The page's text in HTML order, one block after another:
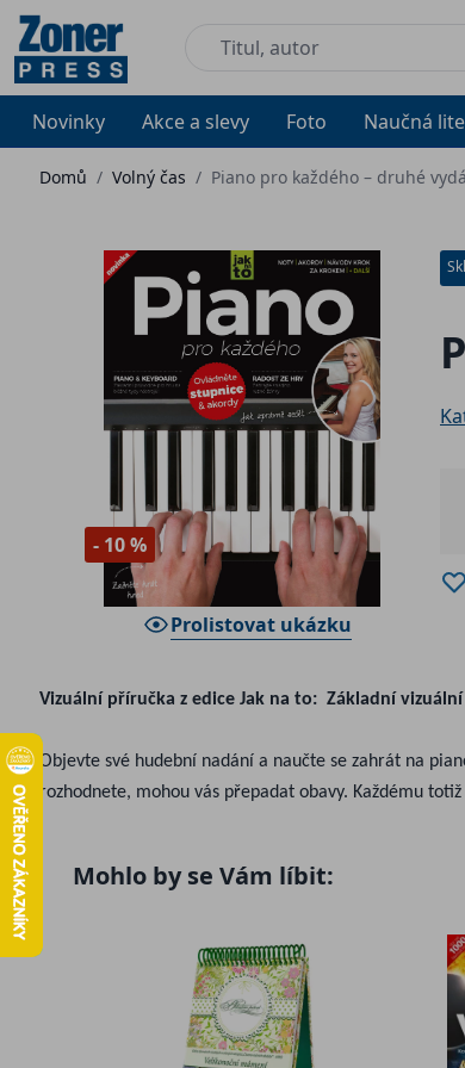
Novinky Akce a slevy Foto Naučná
Domů / Volný čas / Piano pro každého – druhé
- 10 %
Prolistovat ukázku
Vizuální příručka z edice Jak na to: Základní
Objevte své hudební nadání a naučte se zahrát na
rozhodnete, mohou vás přepadat obavy. Každému
přijde i díky tipům pro snadné domácí nahrávání a
rozvinout dovednosti hry na piano. Tak položte prsty
Vše od výběru nástroje po správný posed.
Mohlo by se Vám líbit: